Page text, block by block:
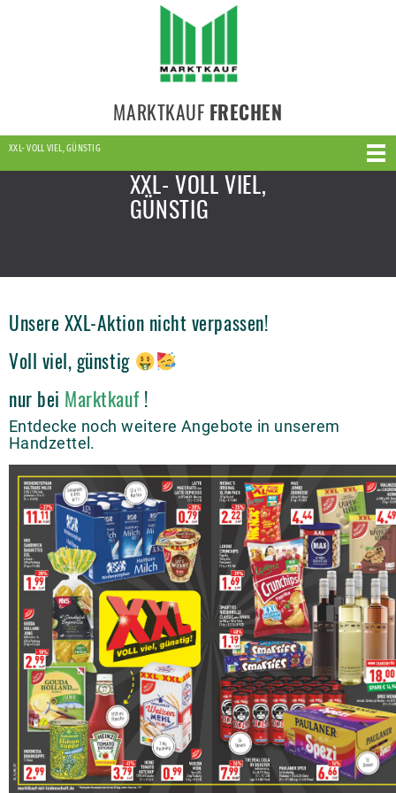
MARKTKAUF FRECHEN
XXL- VOLL VIEL, GÜNSTIG
XXL- VOLL VIEL,
GÜNSTIG
Unsere XXL-Aktion nicht verpassen!
Voll viel, günstig
nur bei Marktkauf !
Entdecke noch weitere Angebote in unserem
Handzettel.